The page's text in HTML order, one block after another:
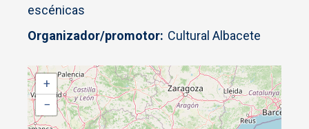
escénicas
Organizador/promotor Cultural Albacete
+
−